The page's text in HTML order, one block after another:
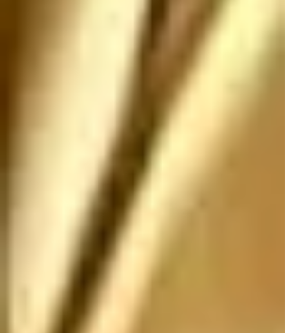
SUS propias
construcciones
paradójicas que son
más grandes de lo que
piensan
Atentamente: Satanás